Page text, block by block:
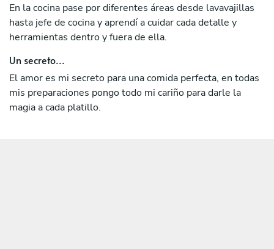
En la cocina pase por diferentes áreas desde lavavajillas
hasta jefe de cocina y aprendí a cuidar cada detalle y
herramientas dentro y fuera de ella.
Un secreto...
El amor es mi secreto para una comida perfecta, en todas
mis preparaciones pongo todo mi cariño para darle la
magia a cada platillo.